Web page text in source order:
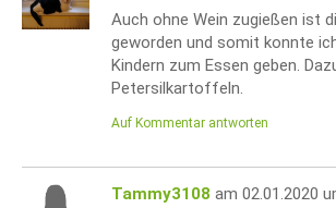
Auch ohne Wein zugießen ist
geworden und somit konnte
Kindern zum Essen geben.
Petersilkartoffeln.
Auf Kommentar antworten
Tammy3108 am 02.01.2020